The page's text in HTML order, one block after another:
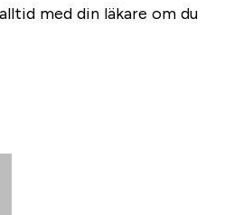
med din läkare om du